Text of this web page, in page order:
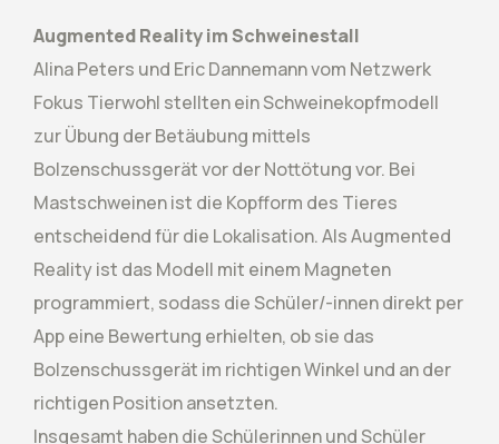
Augmented Reality im Schweinestall
Alina Peters und Eric Dannemann vom Netzwerk
Fokus Tierwohl stellten ein Schweinekopfmodell
zur Übung der Betäubung mittels
Bolzenschussgerät vor der Nottötung vor. Bei
Mastschweinen ist die Kopfform des Tieres
entscheidend für die Lokalisation. Als Augmented
Reality ist das Modell mit einem Magneten
programmiert, sodass die Schüler/-innen direkt per
App eine Bewertung erhielten, ob sie das
Bolzenschussgerät im richtigen Winkel und an der
richtigen Position ansetzten.
Insgesamt haben die Schülerinnen und Schüler